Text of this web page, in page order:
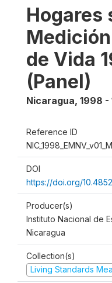
Hogares
de Vida
(Panel)
Nicaragua, 1998 -
Reference ID
NIC_1998_EMNV_v01_M
DOI
https://doi.org/
Producer(s)
Instituto Nacional de
Nicaragua
Collection(s)
Living Standards